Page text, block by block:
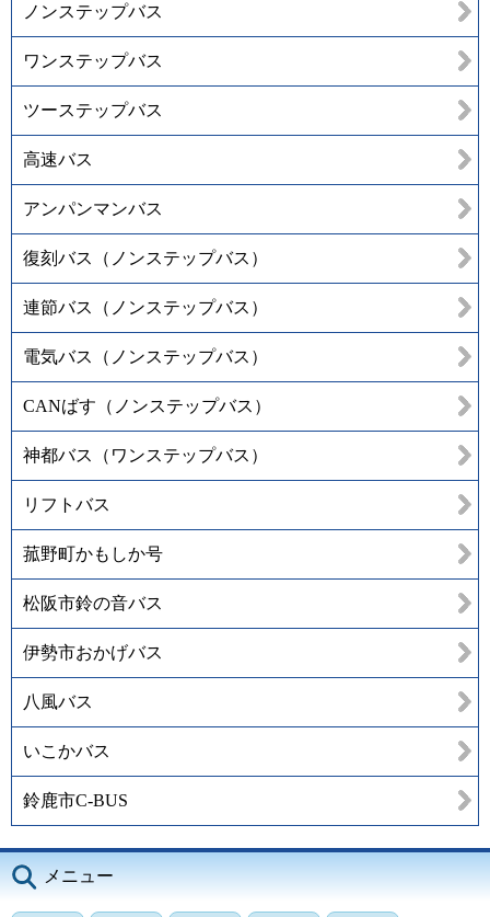
ノンステップバス
ワンステップバス
ツーステップバス
高速バス
アンパンマンバス
復刻バス（ノンステップバス）
連節バス（ノンステップバス）
電気バス（ノンステップバス）
CANばす（ノンステップバス）
神都バス（ワンステップバス）
リフトバス
菰野町かもしか号
松阪市鈴の音バス
伊勢市おかげバス
八風バス
いこかバス
鈴鹿市C-BUS
メニュー